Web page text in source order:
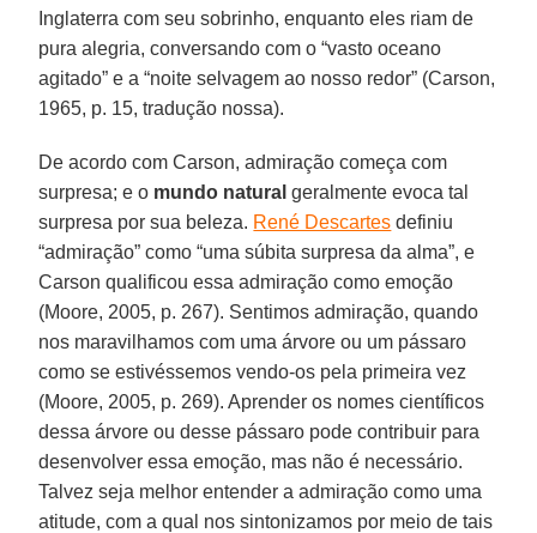
Inglaterra com seu sobrinho, enquanto eles riam de
pura alegria, conversando com o “vasto oceano
agitado” e a “noite selvagem ao nosso redor” (Carson,
1965, p. 15, tradução nossa).
De acordo com Carson, admiração começa com
surpresa; e o mundo natural geralmente evoca tal
surpresa por sua beleza. René Descartes definiu
“admiração” como “uma súbita surpresa da alma”, e
Carson qualificou essa admiração como emoção
(Moore, 2005, p. 267). Sentimos admiração, quando
nos maravilhamos com uma árvore ou um pássaro
como se estivéssemos vendo-os pela primeira vez
(Moore, 2005, p. 269). Aprender os nomes científicos
dessa árvore ou desse pássaro pode contribuir para
desenvolver essa emoção, mas não é necessário.
Talvez seja melhor entender a admiração como uma
atitude, com a qual nos sintonizamos por meio de tais